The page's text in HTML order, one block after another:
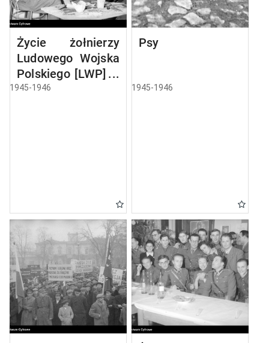
Życie żołnierzy
Ludowego Wojska
Polskiego [LWP] w
koszarach
1945-1946
Psy
1945-1946